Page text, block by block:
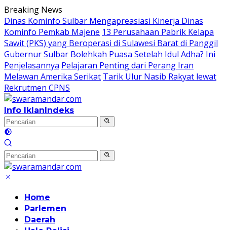
Langsung
ke
konten
Breaking News
Dinas Kominfo Sulbar Mengapreasiasi Kinerja Dinas
Kominfo Pemkab Majene 13 Perusahaan Pabrik Kelapa
Sawit (PKS) yang Beroperasi di Sulawesi Barat di Panggil
Gubernur Sulbar Bolehkah Puasa Setelah Idul Adha? Ini
Penjelasannya Pelajaran Penting dari Perang Iran
Melawan Amerika Serikat Tarik Ulur Nasib Rakyat lewat
Rekrutmen CPNS
Info IklanIndeks
Home
Parlemen
Daerah